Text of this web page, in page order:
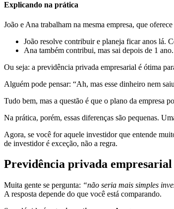
Explicando na prática
João e Ana trabalham na mesma empresa, que
João resolve contribuir e planeja ficar anos lá.
Ana também contribui, mas sai depois de 1
Ou seja: a previdência privada empresarial é ótima
Alguém pode pensar: “Ah, mas esse dinheiro nem
Tudo bem, mas a questão é que o plano da empresa
Na prática, porém, essas diferenças são pequenas.
Agora, se você for aquele investidor que entende
de investidor é exceção, não a regra.
Previdência privada
Muita gente se pergunta: “não seria mais simples
A resposta depende do que você está comparando.